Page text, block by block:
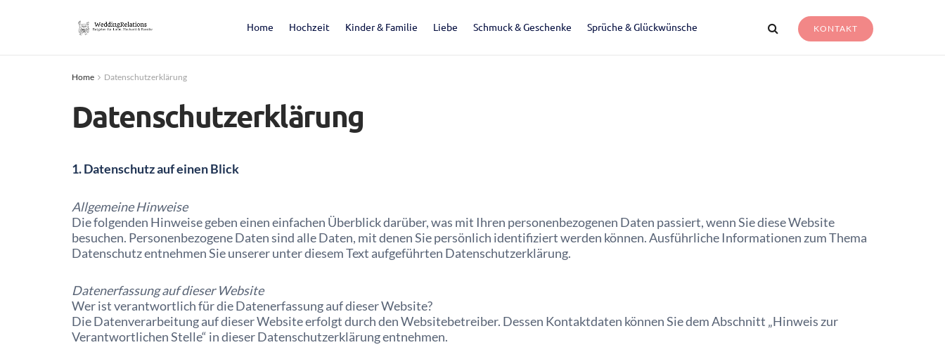
Home Hochzeit Kinder & Familie Liebe Schmuck & Geschenke Sprüche & Glückwünsche KONTAKT
Home Datenschutzerklärung
Datenschutzerklärung
1. Datenschutz auf einen Blick
Allgemeine Hinweise
Die folgenden Hinweise geben einen einfachen Überblick darüber, was mit Ihren personenbezogenen Daten passiert, wenn Sie diese Website
besuchen. Personenbezogene Daten sind alle Daten, mit denen Sie persönlich identifiziert werden können. Ausführliche Informationen zum Thema
Datenschutz entnehmen Sie unserer unter diesem Text aufgeführten Datenschutzerklärung.
Datenerfassung auf dieser Website
Wer ist verantwortlich für die Datenerfassung auf dieser Website?
Die Datenverarbeitung auf dieser Website erfolgt durch den Websitebetreiber. Dessen Kontaktdaten können Sie dem Abschnitt „Hinweis zur
Verantwortlichen Stelle“ in dieser Datenschutzerklärung entnehmen.